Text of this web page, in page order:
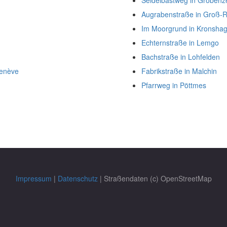
Augrabenstraße in Groß-
Im Moorgrund in
Echternstraße in Lemgo
Bachstraße in Lohfelden
Fabrikstraße in Malchin
Pfarrweg in Pöttmes
Impressum | Datenschutz| Straßendaten (c) OpenStreetMap